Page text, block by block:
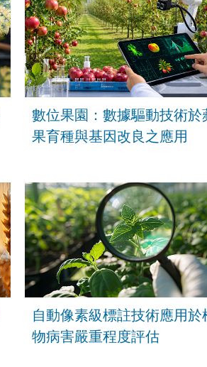
數位果園：數據驅動技術於
果育種與基因改良之應用
自動像素級標註技術應用於
物病害嚴重程度評估